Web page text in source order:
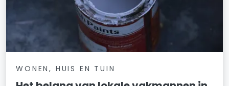
WONEN, HUIS EN TUIN